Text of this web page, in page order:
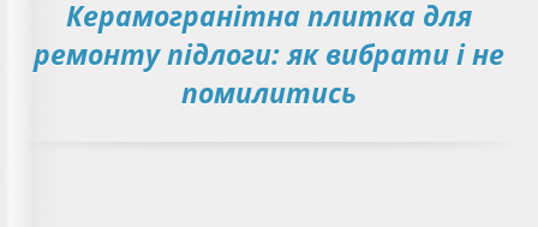
Керамогранітна плитка для
ремонту підлоги: як вибрати і не
помилитись